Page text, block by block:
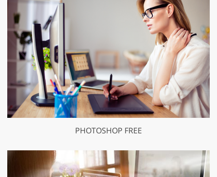
PHOTOSHOP FREE